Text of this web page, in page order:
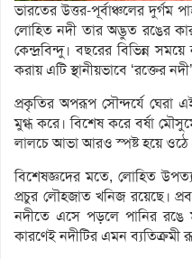
ভারতের উত্তর-পূর্বাঞ্চলের দুর্গম
লোহিত নদী তার অদ্ভুত রঙের
কেন্দ্রবিন্দু। বছরের বিভিন্ন
করায় এটি স্থানীয়ভাবে ‘রক্তের
প্রকৃতির অপরূপ সৌন্দর্যে ঘেরা
মুগ্ধ করে। বিশেষ করে বর্ষা
লালচে আভা আরও স্পষ্ট হয়ে
বিশেষজ্ঞদের মতে, লোহিত
প্রচুর লৌহজাত খনিজ রয়েছে।
নদীতে এসে পড়লে পানির রঙে
কারণেই নদীটির এমন ব্যতিক্রমী